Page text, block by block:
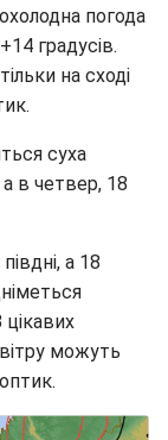
погода
градусів.
на сході
суха
а в четвер, 18
а 18
цікавих
можуть